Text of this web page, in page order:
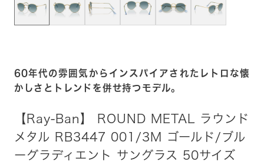
60年代の雰囲気からインスパイアされたレトロな懐
かしさとトレンドを併せ持つモデル。
【Ray-Ban】 ROUND METAL ラウンド
メタル RB3447 001/3M ゴールド/ブル
ーグラディエント サングラス 50サイズ